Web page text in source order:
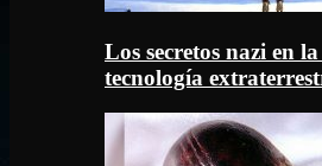
Los secretos nazi en
tecnología